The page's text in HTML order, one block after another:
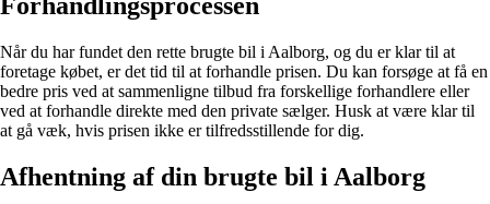
Forhandlingsprocessen
Når du har fundet den rette brugte bil i Aalborg, og du er klar til at
foretage købet, er det tid til at forhandle prisen. Du kan forsøge at få en
bedre pris ved at sammenligne tilbud fra forskellige forhandlere eller
ved at forhandle direkte med den private sælger. Husk at være klar til
at gå væk, hvis prisen ikke er tilfredsstillende for dig.
Afhentning af din brugte bil i Aalborg